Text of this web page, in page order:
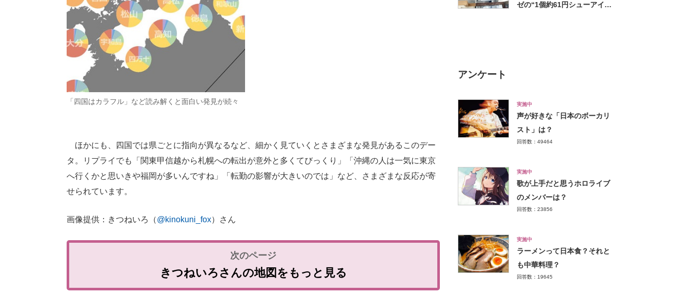
「四国はカラフル」など読み解くと面白い発見が続々
ほかにも、四国では県ごとに指向が異なるなど、細かく見ていくとさまざまな発見があるこのデー
タ。リプライでも「関東甲信越から札幌への転出が意外と多くてびっくり」「沖縄の人は一気に東京
へ行くかと思いきや福岡が多いんですね」「転勤の影響が大きいのでは」など、さまざまな反応が寄
せられています。
画像提供：きつねいろ（@kinokuni_fox）さん
きつねいろさんの地図をもっと見る
ゼの“1個約61円シューアイ
アンケート
実施中
声が好きな「日本のボーカリ
スト」は？
回答数：49464
実施中
歌が上手だと思うホロライブ
のメンバーは？
回答数：23856
実施中
ラーメンって日本食？それと
も中華料理？
回答数：19645